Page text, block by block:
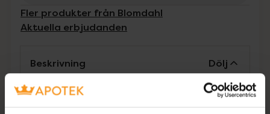
Fler produkter från Blomdahl
Aktuella erbjudanden
Beskrivning Dölj
Lyft din stil med tidlösa, hudvänliga örhängen i